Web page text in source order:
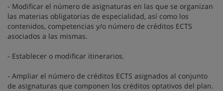
- Modificar el número de asignaturas en las que se organizan
las materias obligatorias de especialidad, así como los
contenidos, competencias y/o número de créditos ECTS
asociados a las mismas.
- Establecer o modificar itinerarios.
- Ampliar el número de créditos ECTS asignados al conjunto
de asignaturas que componen los créditos optativos del plan.